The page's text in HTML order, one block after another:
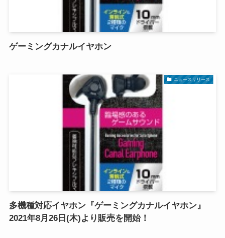
ゲーミングカナルイヤホン
ニュースリリース
多機種対応イヤホン『ゲーミングカナルイヤホン』
2021年8月26日(木)より販売を開始！